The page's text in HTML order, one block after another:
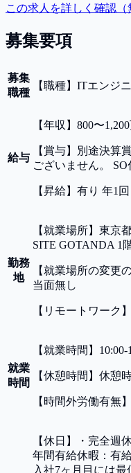
この求人を詳しく確認（
募集要項
募集
職種
【職種】 ITエンジ
給与
【年収 】 800〜
【 賞与】
別途決算
ございません。 SO
【昇給】 有り 年1回
勤務
地
【 就業場所】 東京
SITE GOTANDA 1
【 就業場所の変更
当面無し
【 リモートワーク 】
就業
時間
【 就業時間 】 10:00-
【休憩時間 】 休憩
【 時間外労働有無】
【休日 】
・完全週
年間有給休暇：有
入社7ヶ月目には